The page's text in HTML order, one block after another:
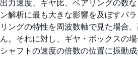
出力速度、ギヤ比、ベアリングの数
ン解析に最も大きな影響を及ぼすパ
リングの特性を周波数軸で見た場合
ん。それに対し、ギヤ・ボックスの
シャフトの速度の倍数の位置に振動